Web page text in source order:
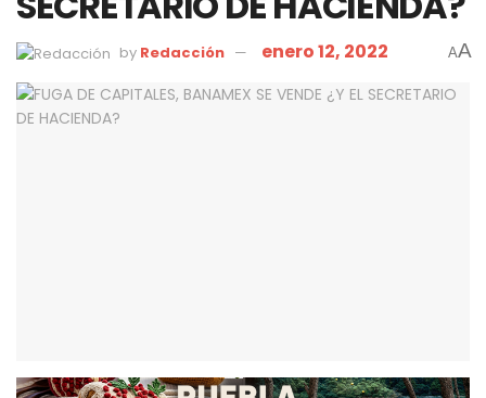
by Redacción enero 12, 2022 AA